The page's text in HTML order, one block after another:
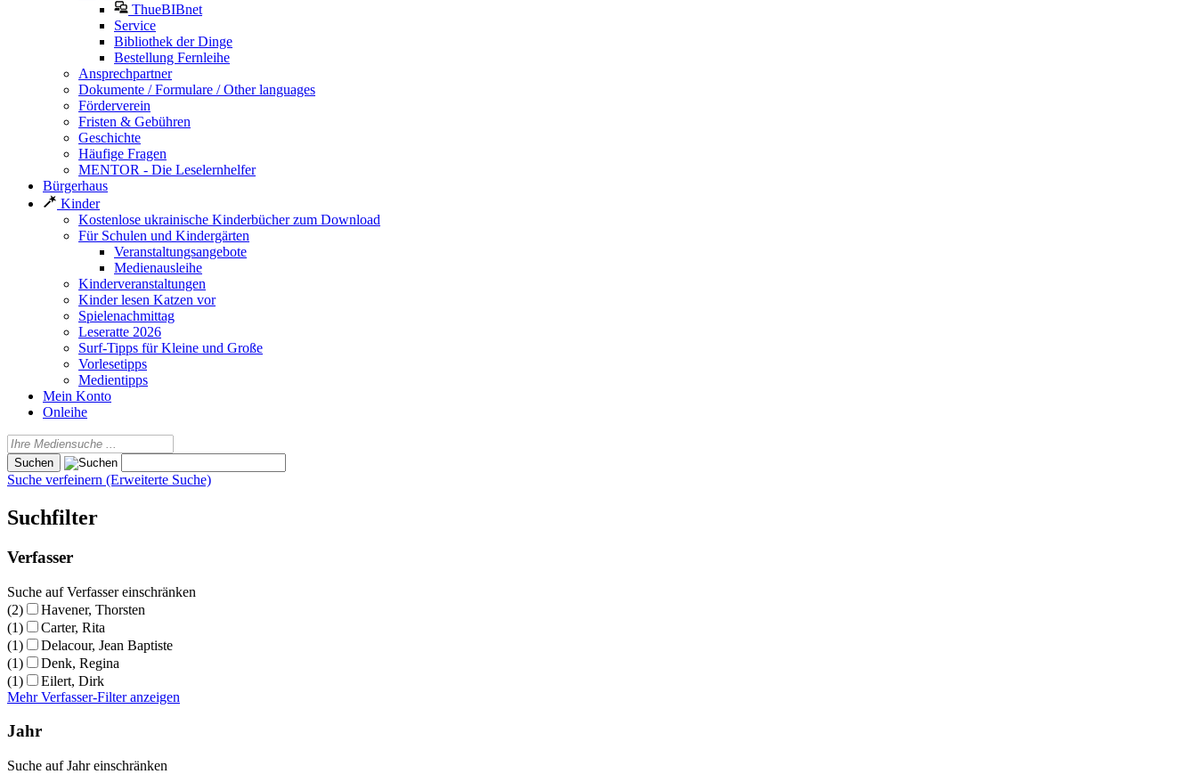
ThueBIBnet
Service
Bibliothek der Dinge
Bestellung Fernleihe
Ansprechpartner
Dokumente / Formulare / Other languages
Förderverein
Fristen & Gebühren
Geschichte
Häufige Fragen
MENTOR - Die Leselernhelfer
Bürgerhaus
Kinder
Kostenlose ukrainische Kinderbücher zum Download
Für Schulen und Kindergärten
Veranstaltungsangebote
Medienausleihe
Kinderveranstaltungen
Kinder lesen Katzen vor
Spielenachmittag
Leseratte 2026
Surf-Tipps für Kleine und Große
Vorlesetipps
Medientipps
Mein Konto
Onleihe
Suche verfeinern (Erweiterte Suche)
Suchfilter
Verfasser
Suche auf Verfasser einschränken
(2)
Havener, Thorsten
(1)
Carter, Rita
(1)
Delacour, Jean Baptiste
(1)
Denk, Regina
(1)
Eilert, Dirk
Mehr Verfasser-Filter anzeigen
Jahr
Suche auf Jahr einschränken